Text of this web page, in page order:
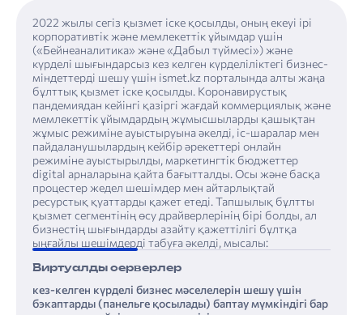
2022 жылы сегіз қызмет іске қосылды, оның екеуі ірі
корпоративтік және мемлекеттік ұйымдар үшін
(«Бейнеаналитика» және «Дабыл түймесі») және
күрделі шығындарсыз кез келген күрделіліктегі бизнес-
міндеттерді шешу үшін ismet.kz порталында алты жаңа
бұлттық қызмет іске қосылды. Коронавирустық
пандемиядан кейінгі қазіргі жағдай коммерциялық және
мемлекеттік ұйымдардың жұмысшыларды қашықтан
жұмыс режиміне ауыстыруына әкелді, іс-шаралар мен
пайдаланушылардың кейбір әрекеттері онлайн
режиміне ауыстырылды, маркетингтік бюджеттер
digital арналарына қайта бағытталды. Осы және басқа
процестер жедел шешімдер мен айтарлықтай
ресурстық қуаттарды қажет етеді. Тапшылық бұлтты
қызмет сегментінің өсу драйверлерінің бірі болды, ал
бизнестің шығындарды азайту қажеттілігі бұлтқа
ыңғайлы шешімдерді табуға әкелді, мысалы:
Виртуалды серверлер
кез-келген күрделі бизнес мәселелерін шешу үшін
бэкаптарды (панельге қосылады) баптау мүмкіндігі бар